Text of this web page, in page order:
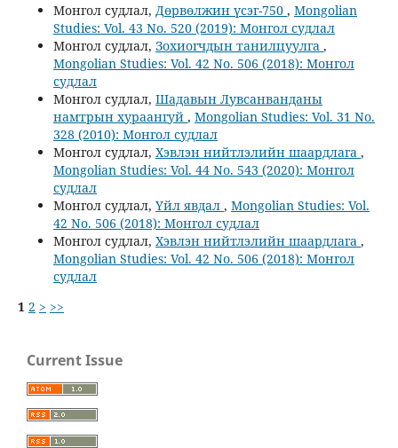
Монгол судлал, Дөрвөлжин үсэг-750 , Mongolian
Studies: Vol. 43 No. 520 (2019): Монгол судлал
Монгол судлал, Зохиогчдын танилцуулга ,
Mongolian Studies: Vol. 42 No. 506 (2018): Монгол
судлал
Монгол судлал, Шадавын Лувсанванданы
намтрын хураангуй , Mongolian Studies: Vol. 31 No.
328 (2010): Монгол судлал
Монгол судлал, Хэвлэн нийтлэлийн шаардлага ,
Mongolian Studies: Vol. 44 No. 543 (2020): Монгол
судлал
Монгол судлал, Үйл явдал , Mongolian Studies: Vol.
42 No. 506 (2018): Монгол судлал
Монгол судлал, Хэвлэн нийтлэлийн шаардлага ,
Mongolian Studies: Vol. 42 No. 506 (2018): Монгол
судлал
1 2 > >>
Current Issue